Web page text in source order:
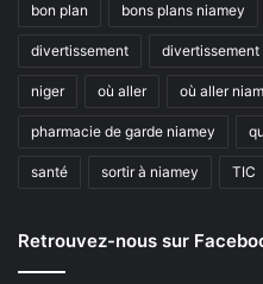
bon plan bons plans niamey
divertissement divertissement
niger où aller où aller
pharmacie de garde niamey
santé sortir à niamey TIC
Retrouvez-nous sur